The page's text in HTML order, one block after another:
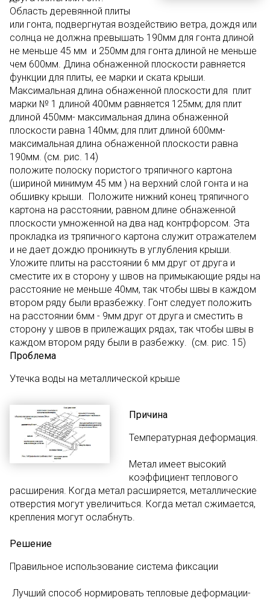
Область деревянной плиты
или гонта, подвергнутая воздействию ветра, дождя или
солнца не должна превышать 190мм для гонта длиной
не меньше 45 мм и 250мм для гонта длиной не меньше
чем 600мм. Длина обнаженной плоскости равняется
функции для плиты, ее марки и ската крыши.
Максимальная длина обнаженной плоскости для плит
марки № 1 длиной 400мм равняется 125мм; для плит
длиной 450мм- максимальная длина обнаженной
плоскости равна 140мм; для плит длиной 600мм-
максимальная длина обнаженной плоскости равна
190мм. (см. рис. 14)
положите полоску пористого тряпичного картона
(шириной минимум 45 мм ) на верхний слой гонта и на
обшивку крыши. Положите нижний конец тряпичного
картона на расстоянии, равном длине обнаженной
плоскости умноженной на два над контрфорсом. Эта
прокладка из тряпичного картона служит отражателем
и не дает дождю проникнуть в углубления крыши.
Уложите плиты на расстоянии 6 мм друг от друга и
сместите их в сторону у швов на примыкающие ряды на
расстояние не меньше 40мм, так чтобы швы в каждом
втором ряду были вразбежку. Гонт следует положить
на расстоянии 6мм - 9мм друг от друга и сместить в
сторону у швов в прилежащих рядах, так чтобы швы в
каждом втором ряду были в разбежку. (см. рис. 15)
Проблема
Утечка воды на металлической крыше
Причина
Температурная деформация.
Метал имеет высокий
коэффициент теплового
расширения. Когда метал расширяется, металлические
отверстия могут увеличиться. Когда метал сжимается,
крепления могут ослабнуть.
Решение
Правильное использование система фиксации
Лучший способ нормировать тепловые деформации-